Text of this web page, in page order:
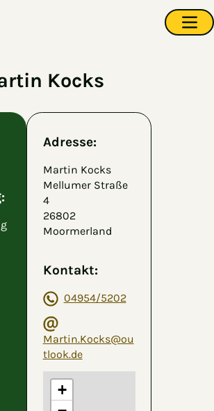
Kocks
Adresse:
Martin Kocks
Mellumer Straße
4
26802
Moormerland
Kontakt:
04954/5202
Martin.Kocks@ou
tlook.de
+